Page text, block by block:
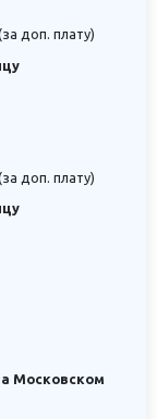
доп. плату)
доп. плату)
Московском